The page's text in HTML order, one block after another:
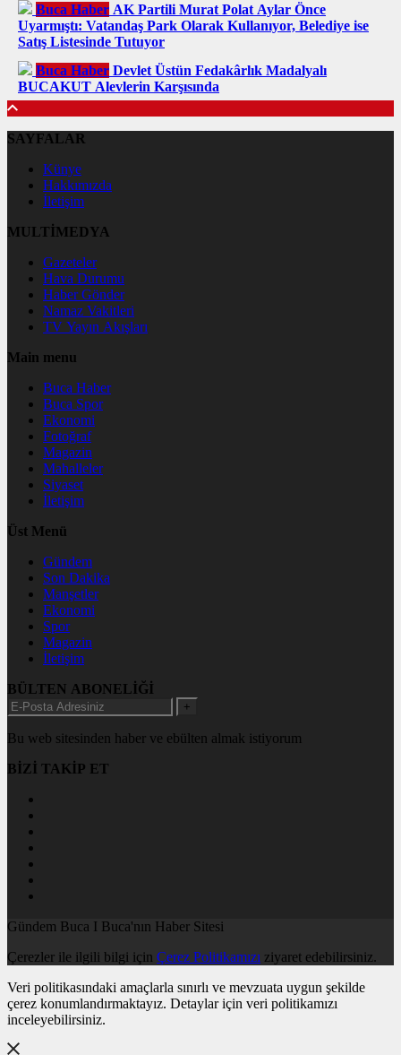
Buca Haber AK Partili Murat Polat Aylar Önce
Uyarmıştı: Vatandaş Park Olarak Kullanıyor, Belediye ise
Satış Listesinde Tutuyor
Buca Haber Devlet Üstün Fedakârlık Madalyalı
BUCAKUT Alevlerin Karşısında
SAYFALAR
Künye
Hakkımızda
İletişim
MULTİMEDYA
Gazeteler
Hava Durumu
Haber Gönder
Namaz Vakitleri
TV Yayın Akışları
Main menu
Buca Haber
Buca Spor
Ekonomi
Fotoğraf
Magazin
Mahalleler
Siyaset
İletişim
Üst Menü
Gündem
Son Dakika
Manşetler
Ekonomi
Spor
Magazin
İletişim
BÜLTEN ABONELİĞİ
+
Bu web sitesinden haber ve ebülten almak istiyorum
BİZİ TAKİP ET
Gündem Buca I Buca'nın Haber Sitesi
Çerezler ile ilgili bilgi için Çerez Politikamızı ziyaret edebilirsiniz.
Veri politikasındaki amaçlarla sınırlı ve mevzuata uygun şekilde
çerez konumlandırmaktayız. Detaylar için veri politikamızı
inceleyebilirsiniz.